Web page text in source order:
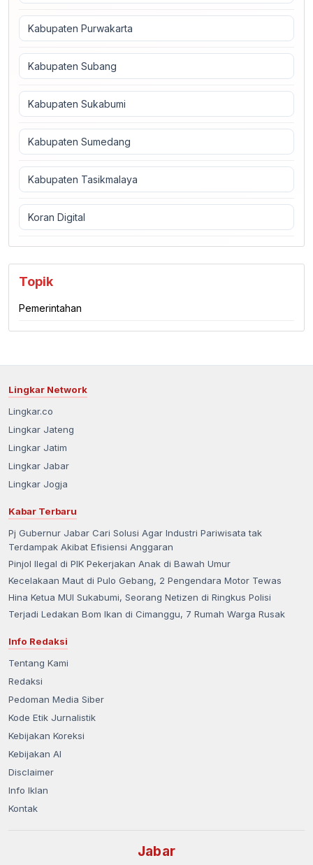
Kabupaten Purwakarta
Kabupaten Subang
Kabupaten Sukabumi
Kabupaten Sumedang
Kabupaten Tasikmalaya
Koran Digital
Topik
Pemerintahan
Lingkar Network
Lingkar.co
Lingkar Jateng
Lingkar Jatim
Lingkar Jabar
Lingkar Jogja
Kabar Terbaru
Pj Gubernur Jabar Cari Solusi Agar Industri Pariwisata tak
Terdampak Akibat Efisiensi Anggaran
Pinjol Ilegal di PIK Pekerjakan Anak di Bawah Umur
Kecelakaan Maut di Pulo Gebang, 2 Pengendara Motor Tewas
Hina Ketua MUI Sukabumi, Seorang Netizen di Ringkus Polisi
Terjadi Ledakan Bom Ikan di Cimanggu, 7 Rumah Warga Rusak
Info Redaksi
Tentang Kami
Redaksi
Pedoman Media Siber
Kode Etik Jurnalistik
Kebijakan Koreksi
Kebijakan AI
Disclaimer
Info Iklan
Kontak
Jabar